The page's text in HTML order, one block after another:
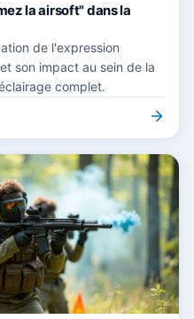
la airsoft" dans la
de l'expression
son impact au sein de la
complet.